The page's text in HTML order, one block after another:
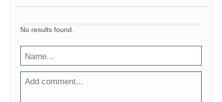
No results found.